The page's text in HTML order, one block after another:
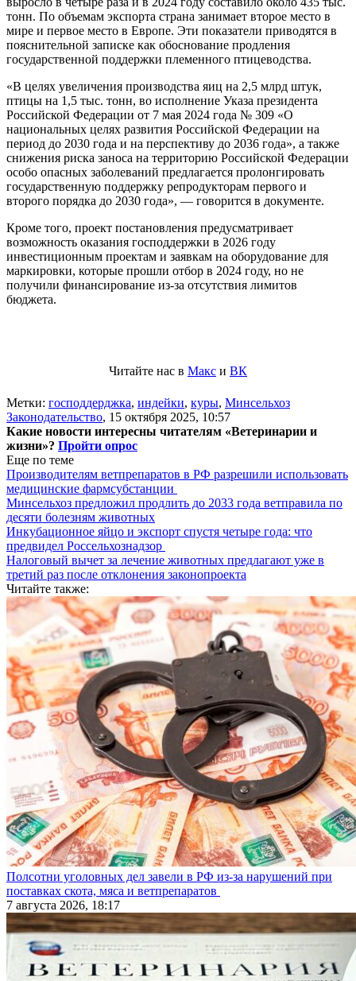
тонн. По объемам экспорта страна занимает второе место в
мире и первое место в Европе. Эти показатели приводятся в
пояснительной записке как обоснование продления
государственной поддержки племенного птицеводства.
«В целях увеличения производства яиц на 2,5 млрд штук,
птицы на 1,5 тыс. тонн, во исполнение Указа президента
Российской Федерации от 7 мая 2024 года № 309 «О
национальных целях развития Российской Федерации на
период до 2030 года и на перспективу до 2036 года», а также
снижения риска заноса на территорию Российской Федерации
особо опасных заболеваний предлагается пролонгировать
государственную поддержку репродукторам первого и
второго порядка до 2030 года», — говорится в документе.
Кроме того, проект постановления предусматривает
возможность оказания господдержки в 2026 году
инвестиционным проектам и заявкам на оборудование для
маркировки, которые прошли отбор в 2024 году, но не
получили финансирование из-за отсутствия лимитов
бюджета.
Читайте нас в Макс и ВК
Метки: господдерджка, индейки, куры, Минсельхоз
Законодательство, 15 октября 2025, 10:57
Какие новости интересны читателям «Ветеринарии и
жизни»? Пройти опрос
Еще по теме
Производителям ветпрепаратов в РФ разрешили использовать
медицинские фармсубстанции
Минсельхоз предложил продлить до 2033 года ветправила по
десяти болезням животных
Инкубационное яйцо и экспорт спустя четыре года: что
предвидел Россельхознадзор
Налоговый вычет за лечение животных предлагают уже в
третий раз после отклонения законопроекта
Читайте также:
Полсотни уголовных дел завели в РФ из-за нарушений при
поставках скота, мяса и ветпрепаратов
7 августа 2026, 18:17